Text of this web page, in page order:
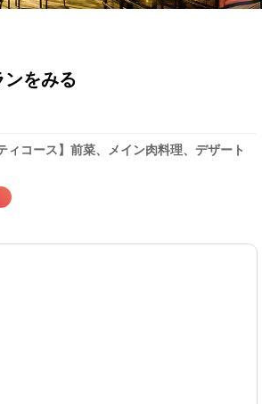
をみる
ィコース】前菜、メイン肉料理、デザート